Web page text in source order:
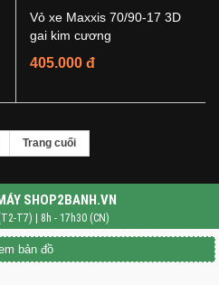
Vỏ xe Maxxis 70/90-17 3D
gai kim cương
405.000 đ
Trang cuối
SHOP2BANH.VN
T7) | 8h - 17h30 (CN)
bản đồ